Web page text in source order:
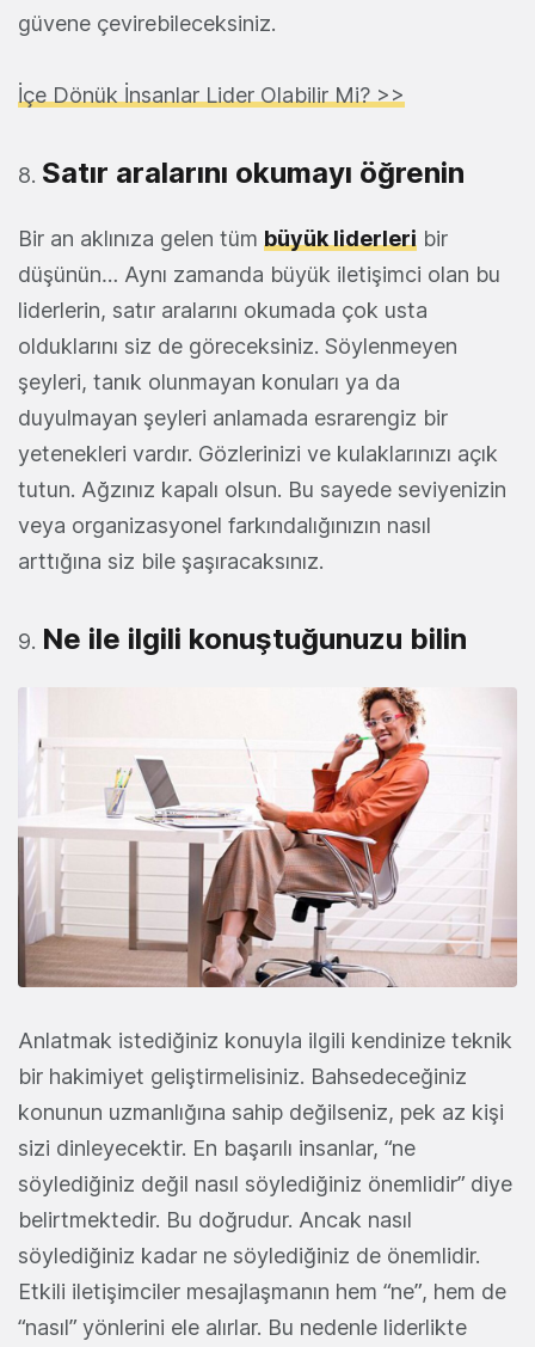
güvene çevirebileceksiniz.
İçe Dönük İnsanlar Lider Olabilir Mi? >>
Satır aralarını okumayı öğrenin
Bir an aklınıza gelen tüm büyük liderleri bir
düşünün… Aynı zamanda büyük iletişimci olan bu
liderlerin, satır aralarını okumada çok usta
olduklarını siz de göreceksiniz. Söylenmeyen
şeyleri, tanık olunmayan konuları ya da
duyulmayan şeyleri anlamada esrarengiz bir
yetenekleri vardır. Gözlerinizi ve kulaklarınızı açık
tutun. Ağzınız kapalı olsun. Bu sayede seviyenizin
veya organizasyonel farkındalığınızın nasıl
arttığına siz bile şaşıracaksınız.
Ne ile ilgili konuştuğunuzu bilin
Anlatmak istediğiniz konuyla ilgili kendinize teknik
bir hakimiyet geliştirmelisiniz. Bahsedeceğiniz
konunun uzmanlığına sahip değilseniz, pek az kişi
sizi dinleyecektir. En başarılı insanlar, “ne
söylediğiniz değil nasıl söylediğiniz önemlidir” diye
belirtmektedir. Bu doğrudur. Ancak nasıl
söylediğiniz kadar ne söylediğiniz de önemlidir.
Etkili iletişimciler mesajlaşmanın hem “ne”, hem de
“nasıl” yönlerini ele alırlar. Bu nedenle liderlikte